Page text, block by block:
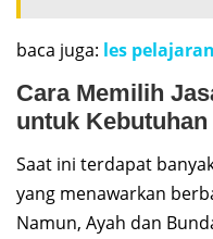
baca juga: les pelajaran
Cara Memilih
untuk Kebutuhan
Saat ini terdapat
yang menawarkan
Namun, Ayah dan